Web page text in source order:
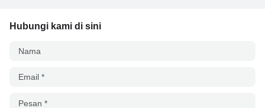
Hubungi kami di sini